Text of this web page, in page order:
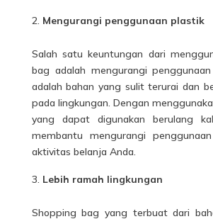
Mengurangi penggunaan plastik
Salah satu keuntungan dari
bag adalah mengurangi
adalah bahan yang sulit terurai dan
pada lingkungan. Dengan
yang dapat digunakan berulang
membantu mengurangi
aktivitas belanja Anda.
Lebih ramah lingkungan
Shopping bag yang terbuat dari